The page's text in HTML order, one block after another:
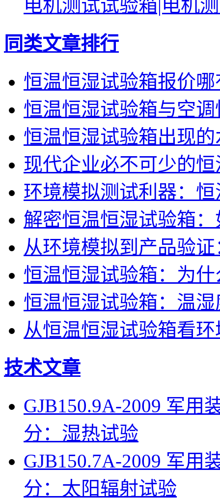
电机测试试验箱|电机
同类文章排行
恒温恒湿试验箱报价
恒温恒湿试验箱与空
恒温恒湿试验箱出现
现代企业必不可少的
环境模拟测试利器：
解密恒温恒湿试验箱
从环境模拟到产品验
恒温恒湿试验箱：为
恒温恒湿试验箱：温
从恒温恒湿试验箱看
技术文章
GJB150.9A-2009 军用
分：湿热试验
GJB150.7A-2009 军用
分：太阳辐射试验